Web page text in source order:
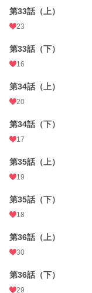
第33話（上）
23
第33話（下）
16
第34話（上）
20
第34話（下）
17
第35話（上）
19
第35話（下）
18
第36話（上）
30
第36話（下）
29